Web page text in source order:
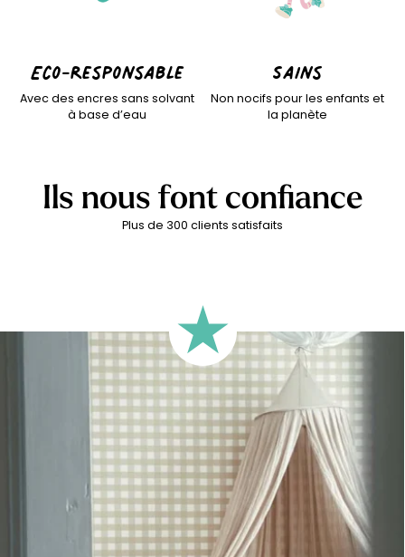
Eco-responsable
Avec des encres sans solvant
à base d’eau
Sains
Non nocifs pour les enfants et
la planète
Ils nous font confiance
Plus de 300 clients satisfaits